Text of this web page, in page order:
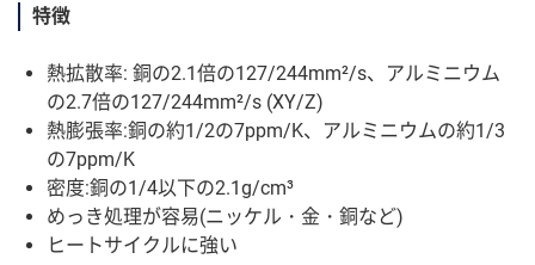
特徴
熱拡散率: 銅の2.1倍の127/244mm²/s、アルミニウム
の2.7倍の127/244mm²/s (XY/Z)
熱膨張率:銅の約1/2の7ppm/K、アルミニウムの約1/3
の7ppm/K
密度:銅の1/4以下の2.1g/cm³
めっき処理が容易(ニッケル・金・銅など)
ヒートサイクルに強い